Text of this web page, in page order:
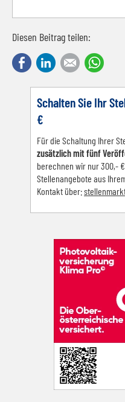
Diesen Beitrag teilen:
FacebookLinkedInE-mail
Schalten Sie Ihr
€
Für die Schaltung Ihrer
zusätzlich mit fünf
berechnen wir nur 300,-
Stellenangebote aus
Kontakt über:s